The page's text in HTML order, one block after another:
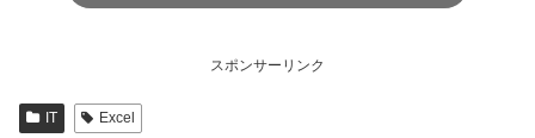
スポンサーリンク
IT Excel